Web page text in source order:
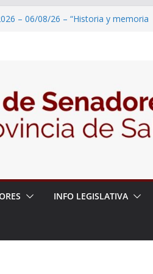
– 06/08/26 – “Historia y memoria
– 06/08/26 – Presentación del
del Dr. Víctor Alfredo Frías
– 06/08/26 – 82° Edición de la Expo
INFO LEGISLATIVA